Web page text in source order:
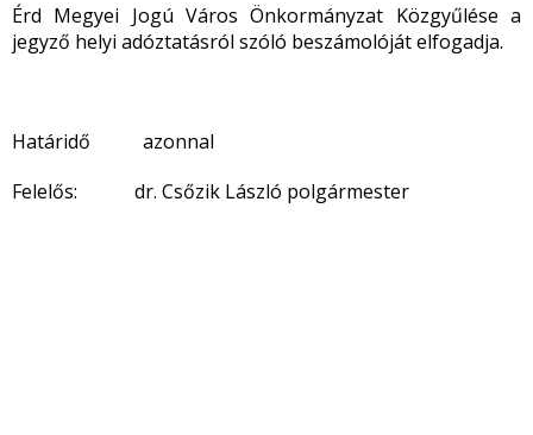
Érd Megyei Jogú Város Önkormányzat Közgyűlése a
jegyző helyi adóztatásról szóló beszámolóját elfogadja.
Határidő azonnal
Felelős: dr. Csőzik László polgármester